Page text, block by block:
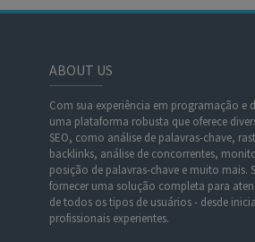
ABOUT US
Com sua experiência em programação e
uma plataforma robusta que oferece
SEO, como análise de palavras-chave,
backlinks, análise de concorrentes,
posição de palavras-chave e muito mais.
fornecer uma solução completa para
de todos os tipos de usuários - desde
profissionais experientes.